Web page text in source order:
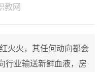
教网
火火，其任何动向都会
行业输送新鲜血液，房